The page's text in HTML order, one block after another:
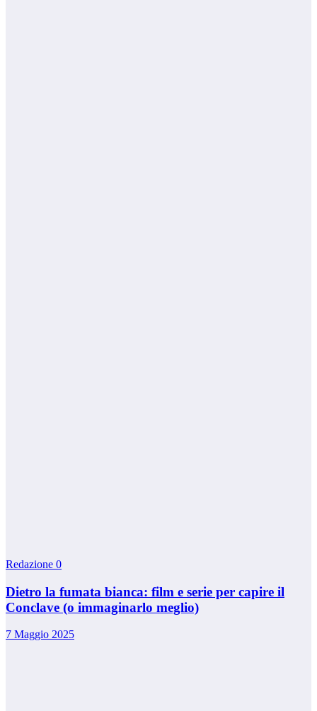
Redazione 0
Dietro la fumata bianca: film e serie per capire il
Conclave (o immaginarlo meglio)
7 Maggio 2025